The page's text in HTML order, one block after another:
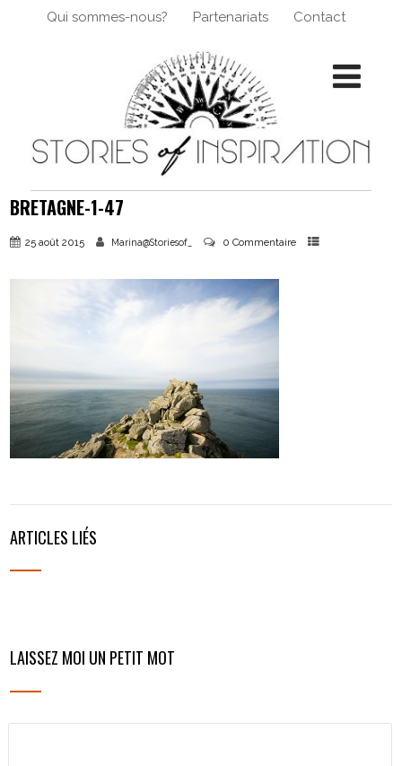
Qui sommes-nous? Partenariats Contact
BRETAGNE-1-47
25 août 2015 Marina@Storiesof_ 0 Commentaire
ARTICLES LIÉS
LAISSEZ MOI UN PETIT MOT